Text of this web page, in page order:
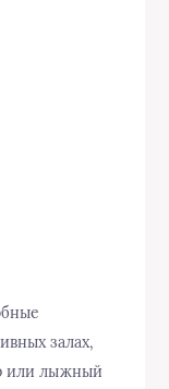
залах,
или лыжный